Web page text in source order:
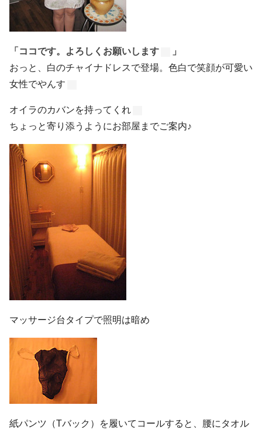
「ココです。よろしくお願いします
」
おっと、白のチャイナドレスで登場。色白で笑顔が可愛い
女性でやんす
オイラのカバンを持ってくれ
ちょっと寄り添うようにお部屋までご案内♪
マッサージ台タイプで照明は暗め
紙パンツ（Tバック）を履いてコールすると、腰にタオル